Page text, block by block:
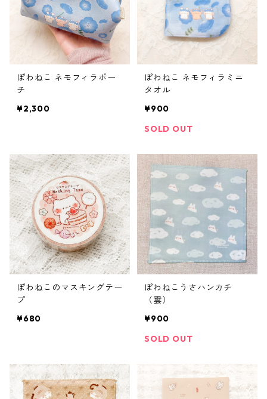
ぽわねこ ネモフィラポー
チ
¥2,300
ぽわねこ ネモフィラミニ
タオル
¥900
SOLD OUT
ぽわねこのマスキングテー
プ
¥680
ぽわねこうさハンカチ
（雲）
¥900
SOLD OUT